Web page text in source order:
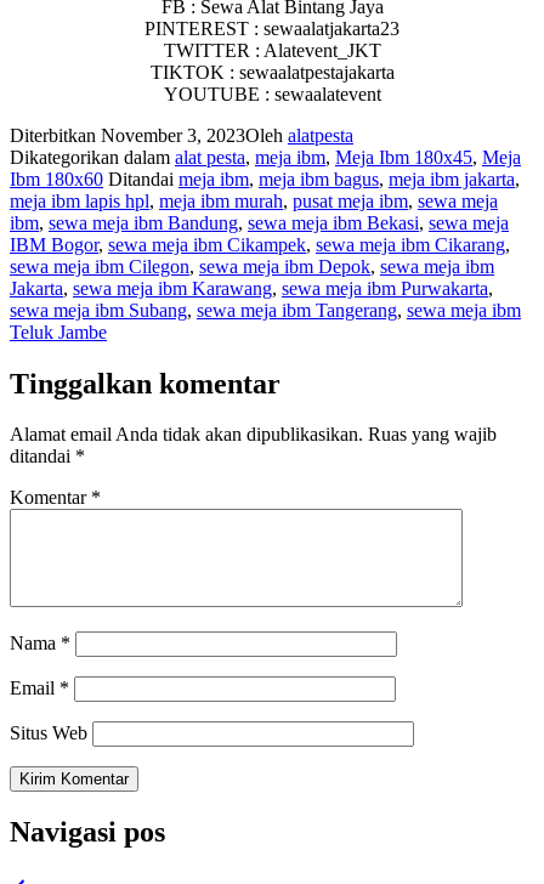
FB : Sewa Alat Bintang Jaya
PINTEREST : sewaalatjakarta23
TWITTER : Alatevent_JKT
TIKTOK : sewaalatpestajakarta
YOUTUBE : sewaalatevent
Diterbitkan November 3, 2023Oleh alatpesta
Dikategorikan dalam alat pesta, meja ibm, Meja Ibm 180x45, Meja
Ibm 180x60 Ditandai meja ibm, meja ibm bagus, meja ibm jakarta,
meja ibm lapis hpl, meja ibm murah, pusat meja ibm, sewa meja
ibm, sewa meja ibm Bandung, sewa meja ibm Bekasi, sewa meja
IBM Bogor, sewa meja ibm Cikampek, sewa meja ibm Cikarang,
sewa meja ibm Cilegon, sewa meja ibm Depok, sewa meja ibm
Jakarta, sewa meja ibm Karawang, sewa meja ibm Purwakarta,
sewa meja ibm Subang, sewa meja ibm Tangerang, sewa meja ibm
Teluk Jambe
Tinggalkan komentar
Alamat email Anda tidak akan dipublikasikan. Ruas yang wajib
ditandai *
Komentar *
Nama *
Email *
Situs Web
Navigasi pos